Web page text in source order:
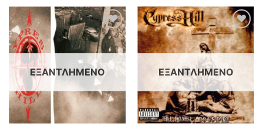
Προσθήκη
στη λίστα
επιθυμιών
ΕΞΑΝΤΛΗΜΈΝΟ
Προσθήκη
στη λίστα
επιθυμιών
ΕΞΑΝΤΛΗΜΈΝΟ